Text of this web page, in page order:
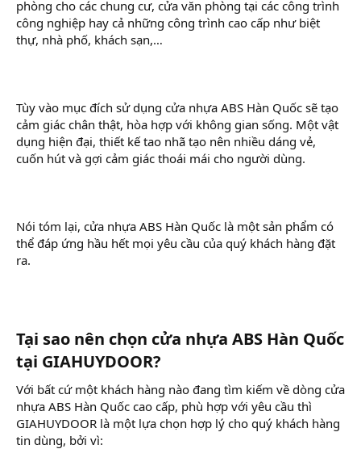
phòng cho các chung cư, cửa văn phòng tại các công trình
công nghiệp hay cả những công trình cao cấp như biệt
thự, nhà phố, khách sạn,…
Tùy vào mục đích sử dụng cửa nhựa ABS Hàn Quốc sẽ tạo
cảm giác chân thật, hòa hợp với không gian sống. Một vật
dụng hiện đại, thiết kế tao nhã tạo nên nhiều dáng vẻ,
cuốn hút và gợi cảm giác thoái mái cho người dùng.
Nói tóm lại, cửa nhựa ABS Hàn Quốc là một sản phẩm có
thể đáp ứng hầu hết mọi yêu cầu của quý khách hàng đặt
ra.
Tại sao nên chọn cửa nhựa ABS Hàn Quốc
tại GIAHUYDOOR?​
Với bất cứ một khách hàng nào đang tìm kiếm về dòng cửa
nhựa ABS Hàn Quốc cao cấp, phù hợp với yêu cầu thì
GIAHUYDOOR là một lựa chọn hợp lý cho quý khách hàng
tin dùng, bởi vì: